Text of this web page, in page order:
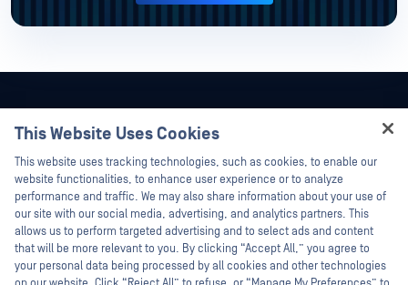
This Website Uses Cookies
This website uses tracking technologies, such as cookies, to enable our
website functionalities, to enhance user experience or to analyze
performance and traffic. We may also share information about your use of
our site with our social media, advertising, and analytics partners. This
allows us to perform targeted advertising and to select ads and content
that will be more relevant to you. By clicking “Accept All,” you agree to
your personal data being processed by all cookies and other technologies
Hey there!
I'm Ozzy, your OPSWAT virtual assistant.
How can I help you secure what's critical
today?